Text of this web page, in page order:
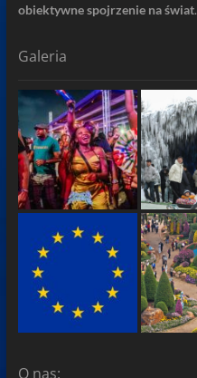
obiektywne spojrzenie na świat.
Galeria
O nas: